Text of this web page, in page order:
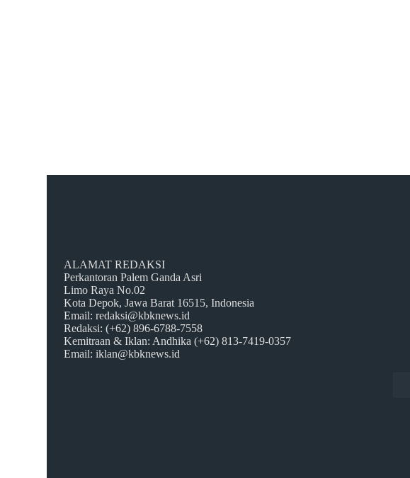
ALAMAT REDAKSI
Perkantoran Palem Ganda Asri
Limo Raya No.02
Kota Depok, Jawa Barat 16515, Indonesia
Email: redaksi@kbknews.id
Redaksi: (+62) 896-6788-7558
Kemitraan & Iklan: Andhika (+62) 813-7419-0357
Email: iklan@kbknews.id